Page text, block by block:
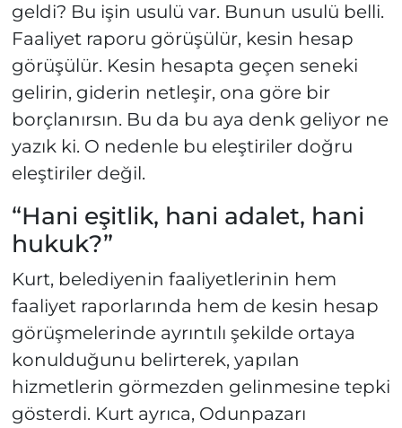
geldi? Bu işin usulü var. Bunun usulü belli.
Faaliyet raporu görüşülür, kesin hesap
görüşülür. Kesin hesapta geçen seneki
gelirin, giderin netleşir, ona göre bir
borçlanırsın. Bu da bu aya denk geliyor ne
yazık ki. O nedenle bu eleştiriler doğru
eleştiriler değil.
“Hani eşitlik, hani adalet, hani
hukuk?”
Kurt, belediyenin faaliyetlerinin hem
faaliyet raporlarında hem de kesin hesap
görüşmelerinde ayrıntılı şekilde ortaya
konulduğunu belirterek, yapılan
hizmetlerin görmezden gelinmesine tepki
gösterdi. Kurt ayrıca, Odunpazarı